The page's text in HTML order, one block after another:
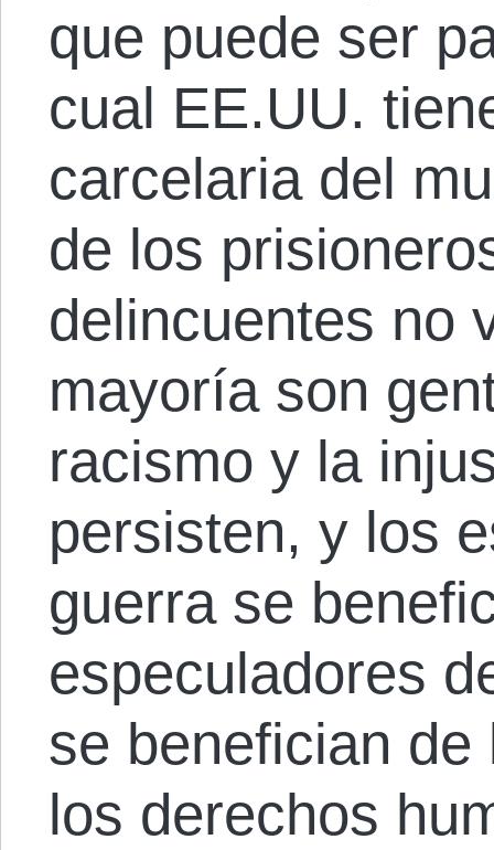
que puede ser
cual EE.UU.
carcelaria del
de los
delincuentes no
mayoría son
racismo y la
persisten, y los
guerra se
especuladores
se benefician
los derechos